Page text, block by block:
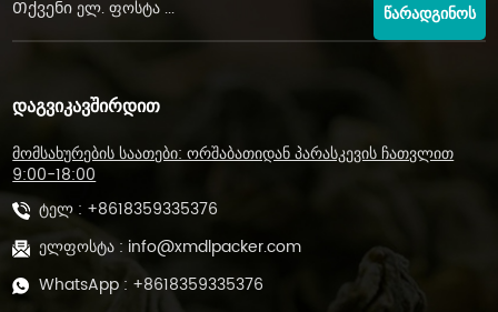
ᲬᲐᲠᲐᲓᲒᲘᲜᲝᲡ
ᲓᲐᲒᲕᲘᲙᲐᲕᲨᲘᲠᲓᲘᲗ
მომსახურების საათები: ორშაბათიდან პარასკევის ჩათვლით
9:00-18:00
ტელ : +8618359335376
ელფოსტა : info@xmdlpacker.com
WhatsApp : +8618359335376